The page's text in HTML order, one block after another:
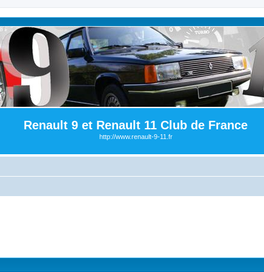
Renault 9 et Renault 11 Club de France
http://www.renault-9-11.fr